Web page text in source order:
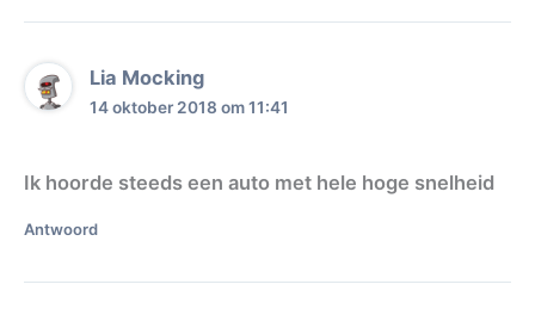
Lia Mocking
14 oktober 2018 om 11:41
Ik hoorde steeds een auto met hele hoge snelheid
Antwoord